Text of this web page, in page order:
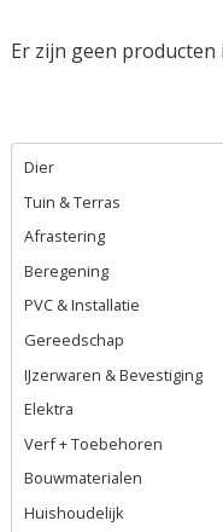
Dier
Tuin & Terras
Afrastering
Beregening
PVC & Installatie
Gereedschap
IJzerwaren & Bevestiging
Elektra
Verf + Toebehoren
Bouwmaterialen
Huishoudelijk
Er zijn geen producten